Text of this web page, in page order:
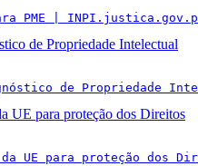
PME |
de Propriedade Intelectual
de Propriedade
UE para proteção dos Direitos
da UE para proteção